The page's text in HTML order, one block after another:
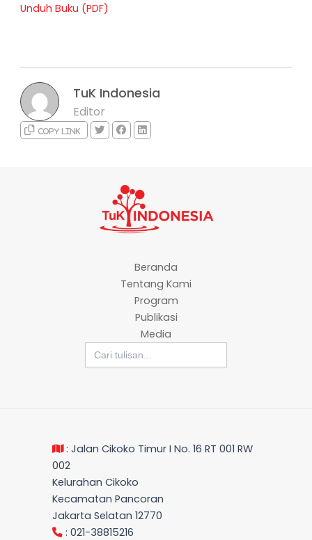
Unduh Buku (PDF)
TuK Indonesia
Editor
Copy link
Beranda
Tentang Kami
Program
Publikasi
Media
Search
for:
: Jalan Cikoko Timur I No. 16 RT 001 RW
002
Kelurahan Cikoko
Kecamatan Pancoran
Jakarta Selatan 12770
: 021-38815216